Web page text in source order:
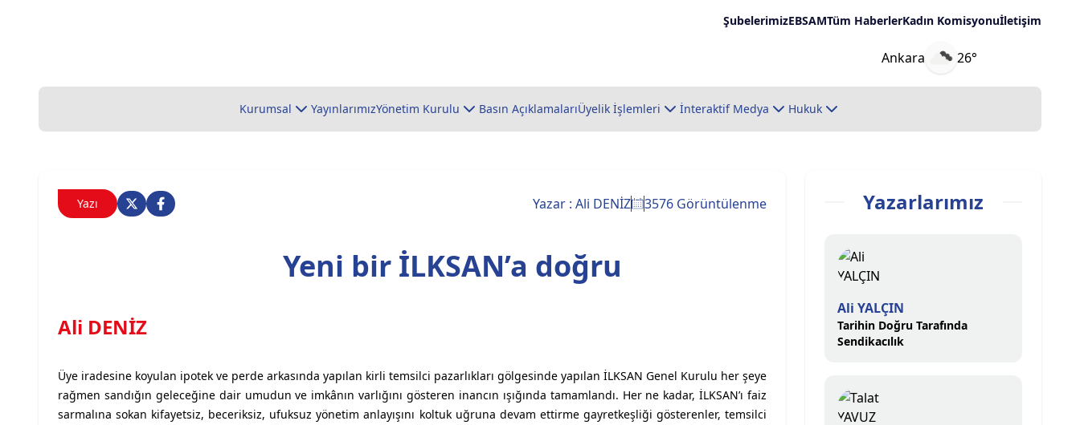
ŞubelerimizEBSAMTüm HaberlerKadın Komisyonuİletişim
Ankara 26°
Kurumsal YayınlarımızYönetim Kurulu Basın AçıklamalarıÜyelik İşlemleri İnteraktif Medya Hukuk
Yazı Yazar : Ali DENİZ 3576 Görüntülenme
Yeni bir İLKSAN’a doğru
Ali DENİZ
Üye iradesine koyulan ipotek ve perde arkasında yapılan kirli temsilci pazarlıkları gölgesinde yapılan İLKSAN Genel Kurulu her şeye
rağmen sandığın geleceğine dair umudun ve imkânın varlığını gösteren inancın ışığında tamamlandı. Her ne kadar, İLKSAN’ı faiz
sarmalına sokan kifayetsiz, beceriksiz, ufuksuz yönetim anlayışını koltuk uğruna devam ettirme gayretkeşliği gösterenler, temsilci
Yazarlarımız
Ali YALÇIN
Tarihin Doğru Tarafında
Sendikacılık